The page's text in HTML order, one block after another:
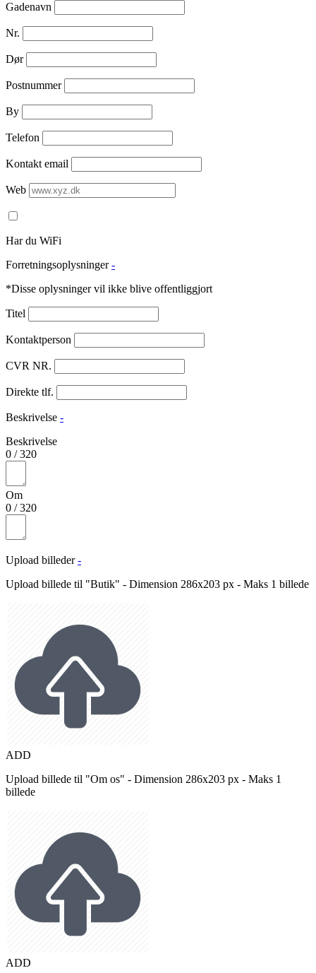
Gadenavn
Nr.
Dør
Postnummer
By
Telefon
Kontakt email
Web
Har du WiFi
Forretningsoplysninger -
*Disse oplysninger vil ikke blive offentliggjort
Titel
Kontaktperson
CVR NR.
Direkte tlf.
Beskrivelse -
Beskrivelse
0 /320
Om
0 /320
Upload billeder -
Upload billede til "Butik" - Dimension 286x203 px - Maks 1 billede
ADD
Upload billede til "Om os" - Dimension 286x203 px - Maks 1
billede
ADD